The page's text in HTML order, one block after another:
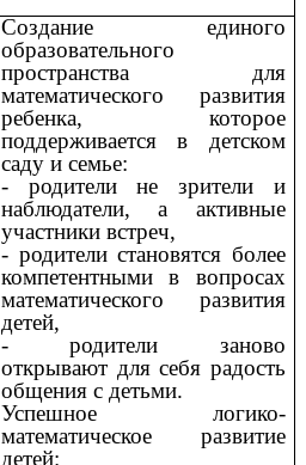
Создание единого
образовательного
пространства для
математического развития
ребенка, которое
поддерживается в детском
саду и семье:
- родители не зрители и
наблюдатели, а активные
участники встреч,
- родители становятся более
компетентными в вопросах
математического развития
детей,
- родители заново
открывают для себя радость
общения с детьми.
Успешное логико-
математическое развитие
детей: